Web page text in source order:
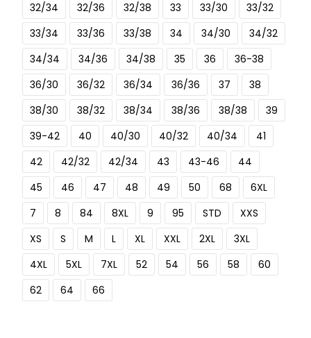
32/34
32/36 32/38 33 33/30
33/32
33/34
33/36 33/38 34 34/30
34/32
34/34
34/36 34/38 35 36
36-38
36/30
36/32 36/34 36/36 37
38
38/30
38/32 38/34 38/36 38/38
39
39-42
40 40/30 40/32 40/34
41
42
42/32 42/34 43 43-46
44
45
46 47 48 49 50 68
6XL
7
8 84 8XL 9 95 STD
XXS
XS
S M L XL XXL 2XL
3XL
4XL
5XL 7XL 52 54 56 58
60
62
64 66